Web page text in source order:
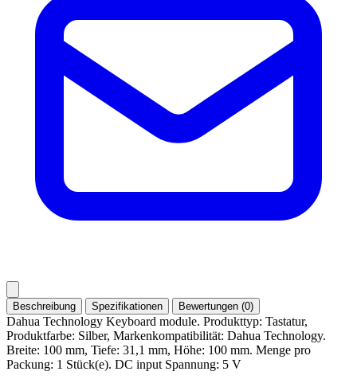
Beschreibung Spezifikationen Bewertungen (0)
Dahua Technology Keyboard module. Produkttyp: Tastatur,
Produktfarbe: Silber, Markenkompatibilität: Dahua Technology.
Breite: 100 mm, Tiefe: 31,1 mm, Höhe: 100 mm. Menge pro
Packung: 1 Stück(e). DC input Spannung: 5 V